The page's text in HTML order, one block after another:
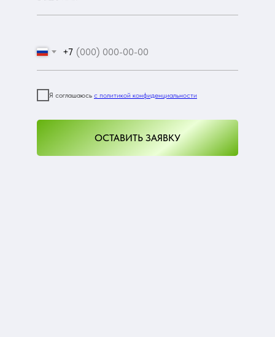
+7
Я соглашаюсь с политикой конфиденциальности
ОСТАВИТЬ ЗАЯВКУ